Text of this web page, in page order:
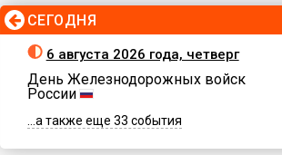
СЕГОДНЯ
6 августа 2026 года, четверг
День Железнодорожных войск
России
...а также еще 33 события